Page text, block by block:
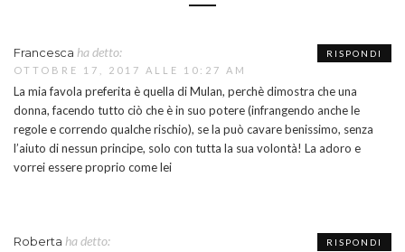
Francesca ha detto:
OTTOBRE 17, 2017 ALLE 10:27 AM
La mia favola preferita è quella di Mulan, perchè dimostra che una
donna, facendo tutto ciò che è in suo potere (infrangendo anche le
regole e correndo qualche rischio), se la può cavare benissimo, senza
l’aiuto di nessun principe, solo con tutta la sua volontà! La adoro e
vorrei essere proprio come lei
RISPONDI
Roberta ha detto: RISPONDI